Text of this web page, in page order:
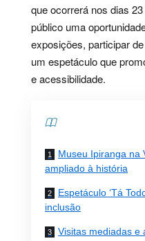
que ocorrerá nos dias
público uma
exposições, participar
um espetáculo que
e acessibilidade.
Museu Ipiranga na
ampliado à história
Espetáculo ‘Tá
inclusão
Visitas mediadas e